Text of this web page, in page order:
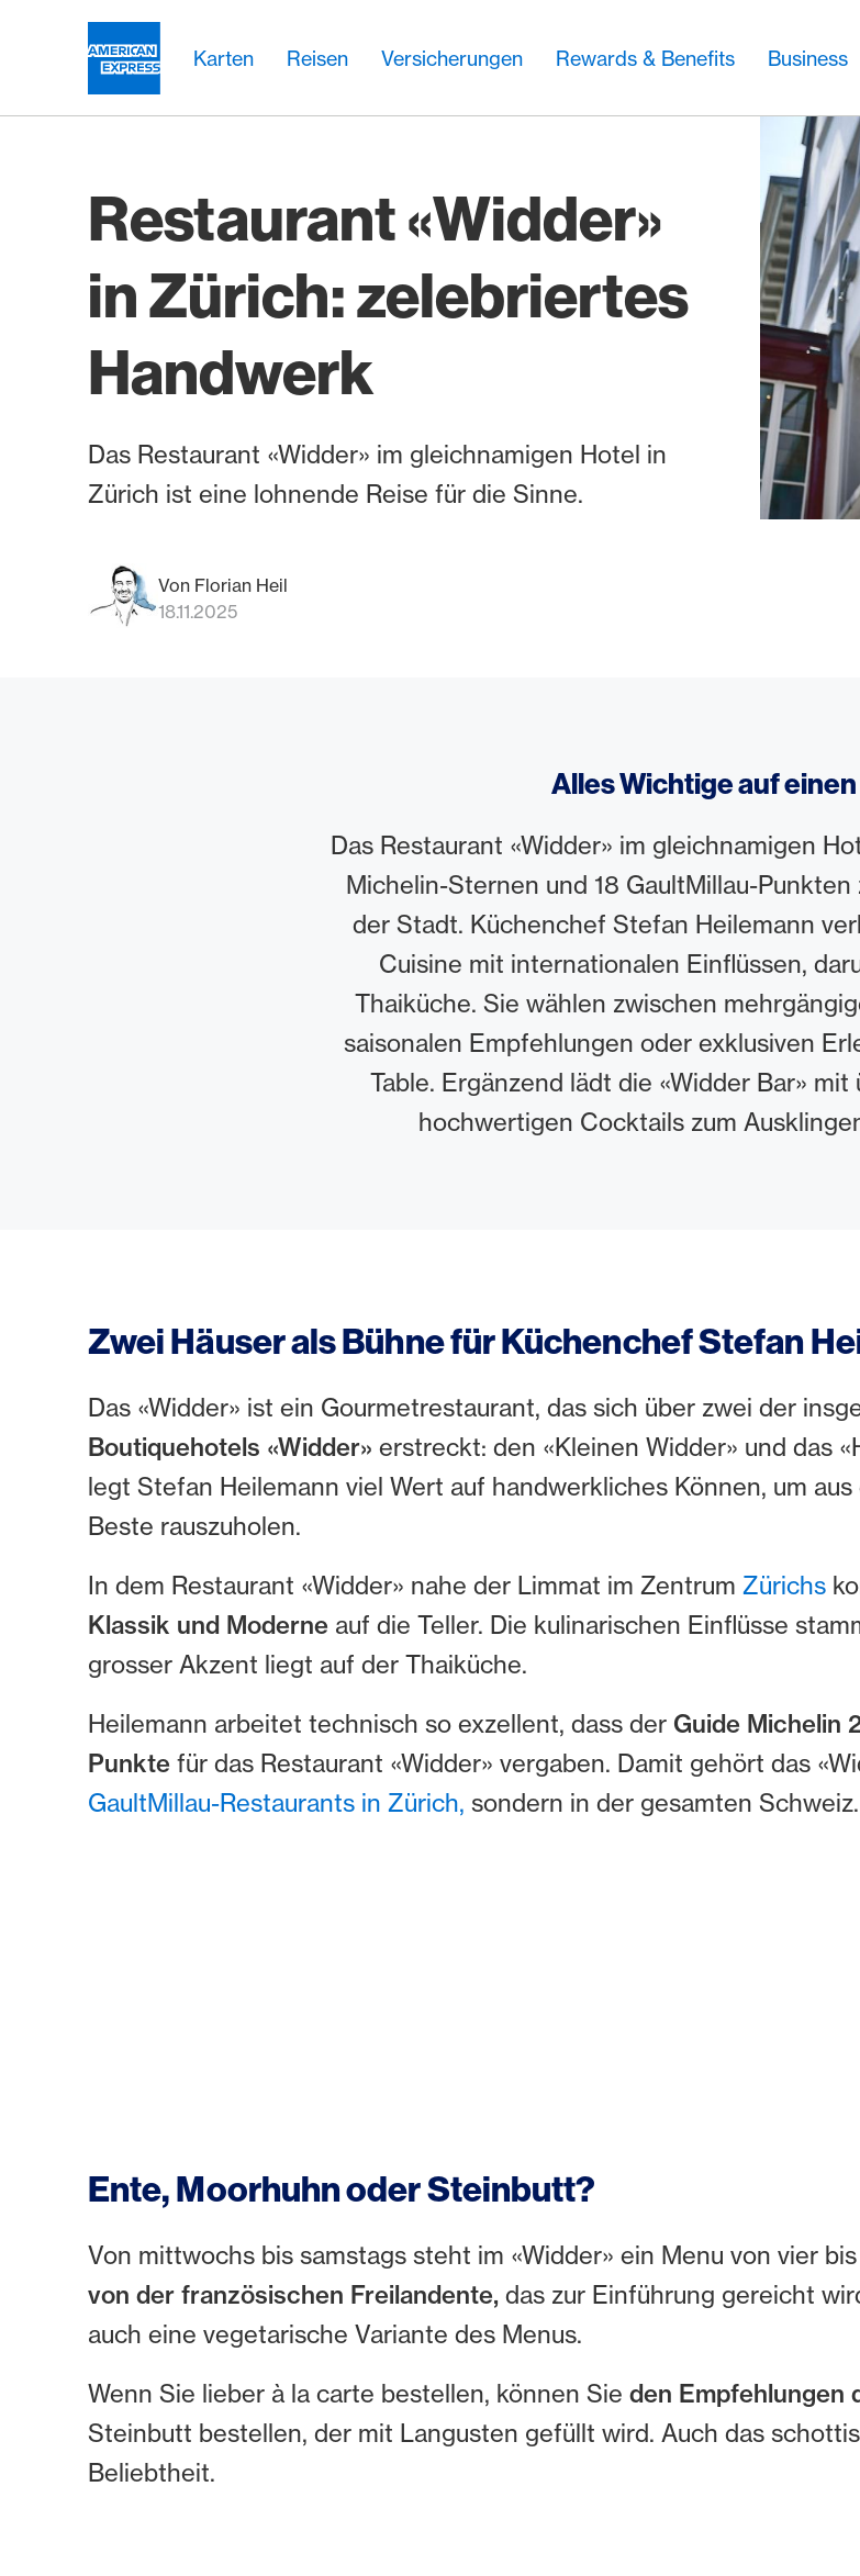
Karten Reisen Versicherungen Rewards & Benefits Business
Restaurant «Widder»
in Zürich: zelebriertes
Handwerk
Das Restaurant «Widder» im gleichnamigen Hotel in
Zürich ist eine lohnende Reise für die Sinne.
Von Florian Heil
18.11.2025
Alles Wichtige auf
Das Restaurant «Widder» im gleichnamigen
Michelin-Sternen und 18 GaultMillau-
der Stadt. Küchenchef Stefan Heilemann
Cuisine mit internationalen Einflüssen,
Thaiküche. Sie wählen zwischen
saisonalen Empfehlungen oder exklusiven
Table. Ergänzend lädt die «Widder Bar»
hochwertigen Cocktails zum
Zwei Häuser als Bühne für Küchenchef Stefan
Das «Widder» ist ein Gourmetrestaurant, das sich über zwei der
Boutiquehotels «Widder» erstreckt: den «Kleinen Widder» und das
legt Stefan Heilemann viel Wert auf handwerkliches Können, um
Beste rauszuholen.
In dem Restaurant «Widder» nahe der Limmat im Zentrum Zürichs
Klassik und Moderne auf die Teller. Die kulinarischen Einflüsse
grosser Akzent liegt auf der Thaiküche.
Heilemann arbeitet technisch so exzellent, dass der Guide Michelin
Punkte für das Restaurant «Widder» vergaben. Damit gehört das
GaultMillau-Restaurants in Zürich, sondern in der gesamten Schweiz.
Ente, Moorhuhn oder Steinbutt?
Von mittwochs bis samstags steht im «Widder» ein Menu von vier
von der französischen Freilandente, das zur Einführung gereicht
auch eine vegetarische Variante des Menus.
Wenn Sie lieber à la carte bestellen, können Sie den Empfehlungen
Steinbutt bestellen, der mit Langusten gefüllt wird. Auch das
Beliebtheit.